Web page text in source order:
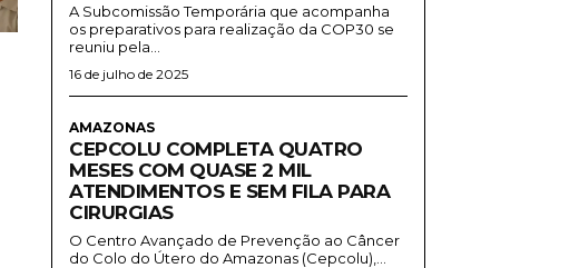
A Subcomissão Temporária que acompanha
os preparativos para realização da COP30 se
reuniu pela...
16 de julho de 2025
AMAZONAS
CEPCOLU COMPLETA QUATRO
MESES COM QUASE 2 MIL
ATENDIMENTOS E SEM FILA PARA
CIRURGIAS
O Centro Avançado de Prevenção ao Câncer
do Colo do Útero do Amazonas (Cepcolu),...